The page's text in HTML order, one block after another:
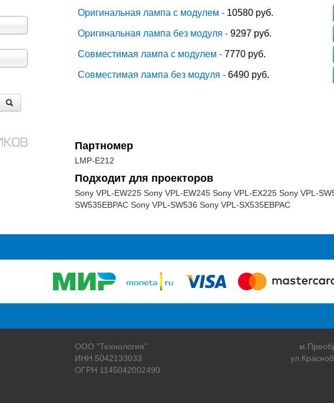
Оригинальная лампа с модулем - 10580 руб.
Оригинальная лампа без модуля - 9297 руб.
Совместимая лампа с модулем - 7770 руб.
Совместимая лампа без модуля - 6490 руб.
Партномер
LMP-E212
Подходит для проекторов
Sony VPL-EW225 Sony VPL-EW245 Sony VPL-EX225 Sony VPL-
SW535EBPAC Sony VPL-SW536 Sony VPL-SX535EBPAC
ООО "Технология"
ИНН 5042133033
ОГРН 1145042002490